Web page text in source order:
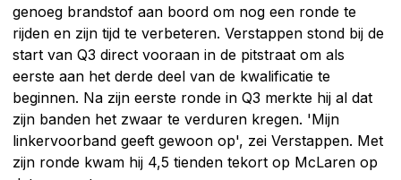
genoeg brandstof aan boord om nog een ronde te
rijden en zijn tijd te verbeteren. Verstappen stond bij de
start van Q3 direct vooraan in de pitstraat om als
eerste aan het derde deel van de kwalificatie te
beginnen. Na zijn eerste ronde in Q3 merkte hij al dat
zijn banden het zwaar te verduren kregen. 'Mijn
linkervoorband geeft gewoon op', zei Verstappen. Met
zijn ronde kwam hij 4,5 tienden tekort op McLaren op